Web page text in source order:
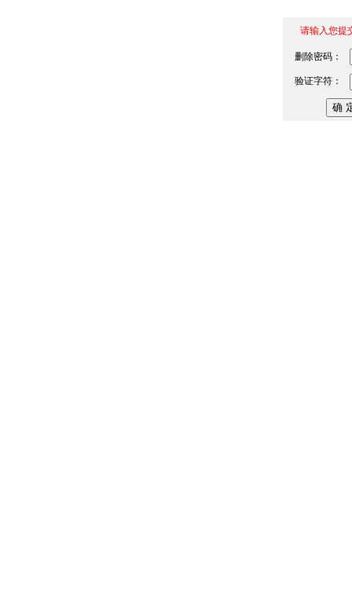
请输入您提
删除密码：
验证字符：